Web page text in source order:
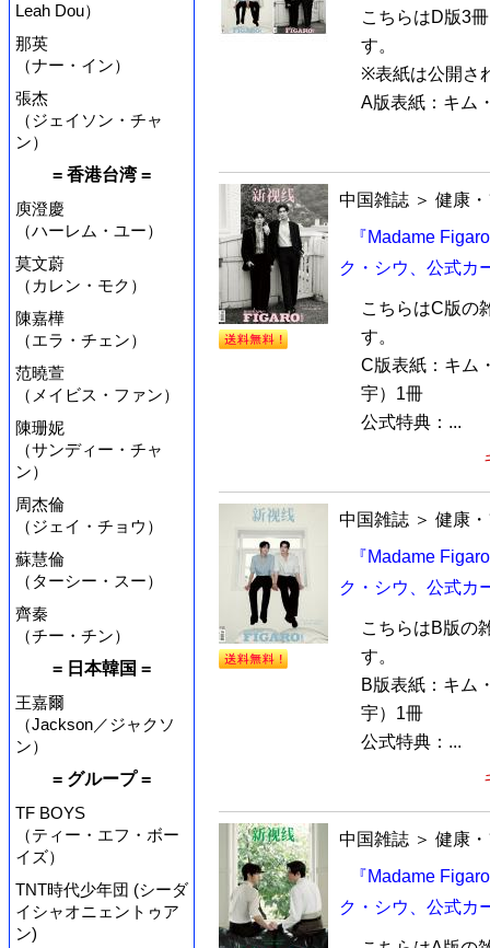
Leah Dou）
那英
（ナー・イン）
張杰
（ジェイソン・チャ
ン）
= 香港台湾 =
庾澄慶
（ハーレム・ユー）
莫文蔚
（カレン・モク）
陳嘉樺
（エラ・チェン）
范曉萱
（メイビス・ファン）
陳珊妮
（サンディー・チャ
ン）
周杰倫
（ジェイ・チョウ）
蘇慧倫
（ターシー・スー）
齊秦
（チー・チン）
= 日本韓国 =
王嘉爾
（Jackson／ジャクソ
ン）
= グループ =
TF BOYS
（ティー・エフ・ボー
イズ）
TNT時代少年団 (シーダ
イシャオニェントゥア
ン)
こちらはD版3
す。
※表紙は公開さ
A版表紙：キム
中国雑誌 ＞ 健康
『Madame
ク・シウ、公式カ
こちらはC版の
す。
C版表紙：キム
宇）1冊
公式特典：...
中国雑誌 ＞ 健康
『Madame
ク・シウ、公式カ
こちらはB版の
す。
B版表紙：キム
宇）1冊
公式特典：...
中国雑誌 ＞ 健康
『Madame
ク・シウ、公式カ